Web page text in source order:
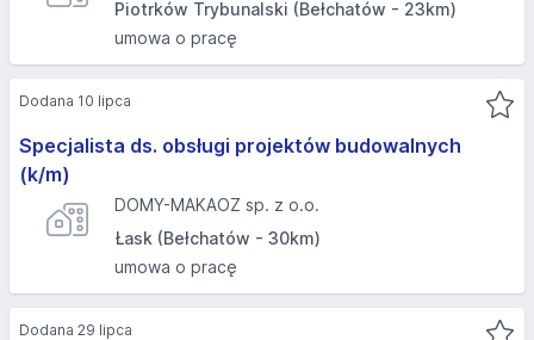
Piotrków Trybunalski (Bełchatów - 23km)
umowa o pracę
Specjalista ds. obsługi projektów budowalnych
(k/m)
DOMY-MAKAOZ sp. z o.o.
Łask (Bełchatów - 30km)
umowa o pracę
Dodana 10 lipca
Dodana 29 lipca